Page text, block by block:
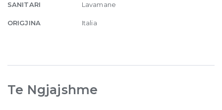
SANITARI Lavamane
ORIGJINA Italia
Te Ngjajshme